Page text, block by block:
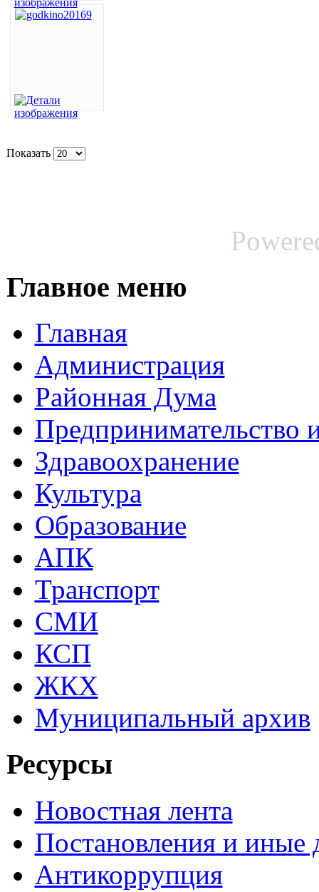
Показать
Главное меню
Главная
Администрация
Районная Дума
Предпринимательство
Здравоохранение
Культура
Образование
АПК
Транспорт
СМИ
КСП
ЖКХ
Муниципальный архив
Ресурсы
Новостная лента
Постановления и иные
Антикоррупция